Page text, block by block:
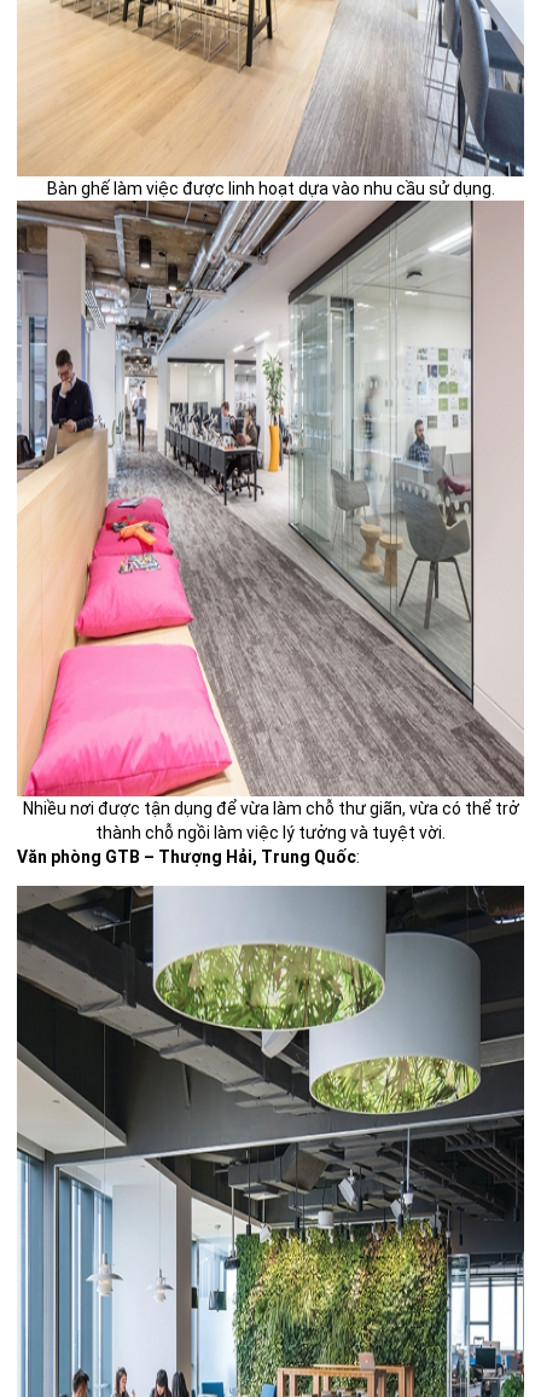
Bàn ghế làm việc được linh hoạt dựa vào nhu cầu sử dụng.
Nhiều nơi được tận dụng để vừa làm chỗ thư giãn, vừa có thể trở
thành chỗ ngồi làm việc lý tưởng và tuyệt vời.
Văn phòng GTB – Thượng Hải, Trung Quốc: